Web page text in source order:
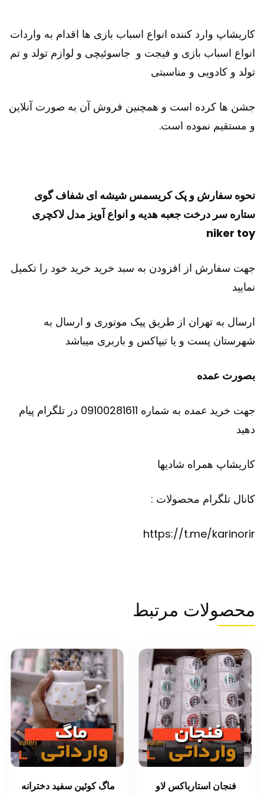
کاریشاپ وارد کننده انواع اسباب بازی ها اقدام به واردات
انواع اسباب بازی و فیجت و جاسوئیچی و لوازم تولد و تم
تولد و کادویی و مناسبتی
جشن ها کرده است و همچنین فروش آن به صورت آنلاین
و مستقیم نموده است.
نحوه سفارش و پک کریسمس شیشه ای شفاف گوی
ستاره سر درخت جعبه هدیه و انواع آویز مدل لاکچری
niker toy
جهت سفارش از افزودن به سبد خرید خرید خود را تکمیل
نمایید
ارسال به تهران از طریق پیک موتوری و ارسال به
شهرستان پست و یا تیپاکس و باربری میباشد
بصورت عمده
جهت خرید عمده
به شماره 09100281611 در تلگرام پیام
دهید
کاریشاپ همراه شادیها
کانال تلگرام محصولات :
https://t.me/karinorir
محصولات مرتبط
فنجان استارباکس لاو ماگ کوئین سفید دخترانه